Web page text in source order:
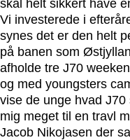
skal helt sikkert have
Vi investerede i
synes det er den helt
på banen som
afholde tre J70
og med youngsters
vise de unge hvad
mig meget til en travl
Jacob Nikojasen der